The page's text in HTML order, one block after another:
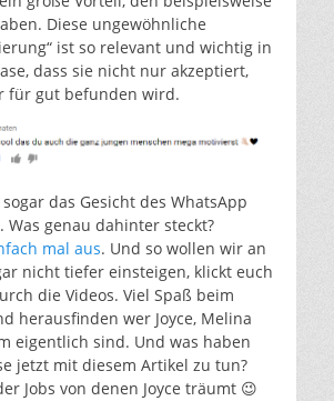
Diese ungewöhnliche
ist so relevant und wichtig in
dass sie nicht nur akzeptiert,
für gut befunden wird.
das Gesicht des WhatsApp
Was genau dahinter steckt?
mal aus. Und so wollen wir an
nicht tiefer einsteigen, klickt euch
die Videos. Viel Spaß beim
herausfinden wer Joyce, Melina
eigentlich sind. Und was haben
jetzt mit diesem Artikel zu tun?
Jobs von denen Joyce träumt 😉